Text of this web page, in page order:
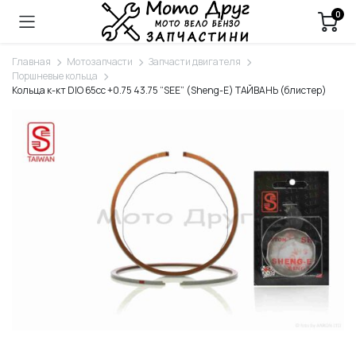
0
Главная Мотозапчасти
Запчасти двигателя
Поршневые кольца
Кольца к-кт DIO 65cc +0.75 43.75 “SEE” (Sheng-E) ТАЙВАНЬ (блистер)